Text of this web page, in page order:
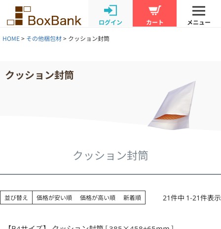
ログイン カート
メニュー
HOME
その他梱包材 クッション封筒
クッション封筒
クッション封筒
並び替え 価格が安い順 価格が高い順 新着順 21件中 1-21件表示